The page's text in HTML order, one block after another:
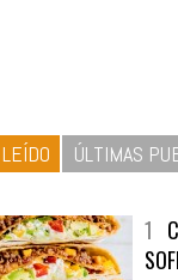
ÚLTIMAS